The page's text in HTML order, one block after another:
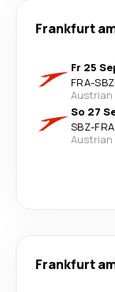
Frankfurt
Fr 25
FRA-SBZ
Austrian
So 27
SBZ-FRA
Austrian
Frankfurt